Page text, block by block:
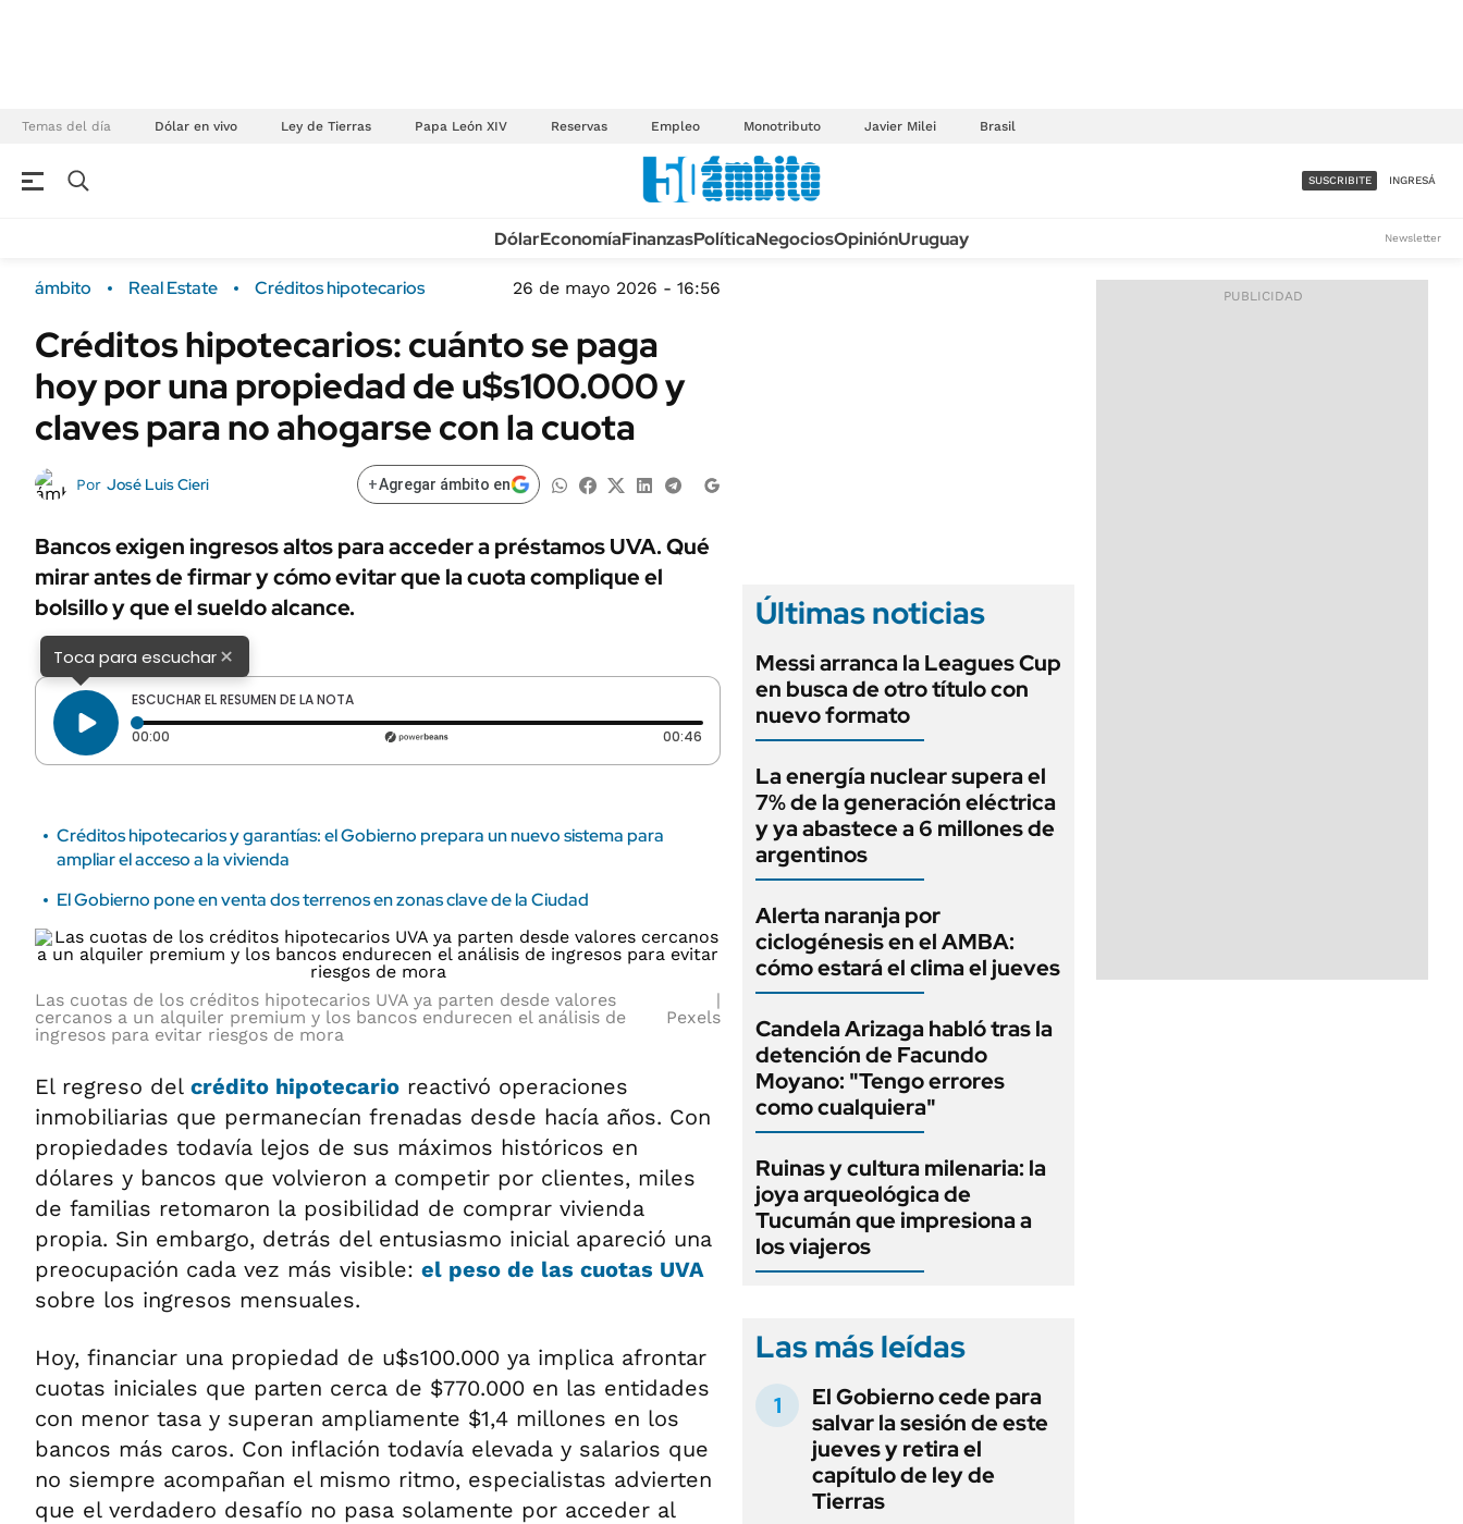
Temas del día Dólar en vivo Ley de Tierras Papa León XIV Reservas Empleo Monotributo Javier Milei Brasil
Campo
FINANZAS
Dólar
ÁMBITO DEBATE
Real Estate
Sustentabilidad
Seguros
POLÍTICA
URUGUAY
TECNOLOGÍA
MÉXICO
MUNDO
INFORMACIÓN GENERAL
ESPECTÁCULOS
AUTOS
ACCESO FULL - $1.800/MES
SUSCRIBITE INGRESÁ
DólarEconomíaFinanzasPolíticaNegociosOpiniónUruguay Newsletter
ámbito Real Estate Créditos hipotecarios 26 de mayo 2026 - 16:56
Créditos hipotecarios: cuánto se paga
hoy por una propiedad de u$s100.000 y
claves para no ahogarse con la cuota
Por José Luis Cieri +Agregar ámbito en
Bancos exigen ingresos altos para acceder a préstamos UVA. Qué
mirar antes de firmar y cómo evitar que la cuota complique el
bolsillo y que el sueldo alcance.
Toca para escuchar×
ESCUCHAR EL RESUMEN DE LA NOTA
00:00 Tiempo transcurrido: 0 segundos 00:46 Duración: 46 segundos
Créditos hipotecarios y garantías: el Gobierno prepara un nuevo sistema para
ampliar el acceso a la vivienda
El Gobierno pone en venta dos terrenos en zonas clave de la Ciudad
Las cuotas de los créditos hipotecarios UVA ya parten desde valores
cercanos a un alquiler premium y los bancos endurecen el análisis de
ingresos para evitar riesgos de mora
Pexels
El regreso del crédito hipotecario reactivó operaciones
inmobiliarias que permanecían frenadas desde hacía años. Con
propiedades todavía lejos de sus máximos históricos en
dólares y bancos que volvieron a competir por clientes, miles
de familias retomaron la posibilidad de comprar vivienda
propia. Sin embargo, detrás del entusiasmo inicial apareció una
preocupación cada vez más visible: el peso de las cuotas UVA
sobre los ingresos mensuales.
Hoy, financiar una propiedad de u$s100.000 ya implica afrontar
cuotas iniciales que parten cerca de $770.000 en las entidades
con menor tasa y superan ampliamente $1,4 millones en los
bancos más caros. Con inflación todavía elevada y salarios que
no siempre acompañan el mismo ritmo, especialistas advierten
que el verdadero desafío no pasa solamente por acceder al
Últimas noticias
Messi arranca la Leagues Cup
en busca de otro título con
nuevo formato
La energía nuclear supera el
7% de la generación eléctrica
y ya abastece a 6 millones de
argentinos
Alerta naranja por
ciclogénesis en el AMBA:
cómo estará el clima el jueves
Candela Arizaga habló tras la
detención de Facundo
Moyano: "Tengo errores
como cualquiera"
Ruinas y cultura milenaria: la
joya arqueológica de
Tucumán que impresiona a
los viajeros
Las más leídas
El Gobierno cede para
salvar la sesión de este
jueves y retira el
capítulo de ley de
Tierras